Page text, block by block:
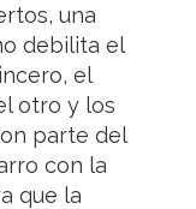
una
debilita el
el
otro y los
parte del
con la
que la